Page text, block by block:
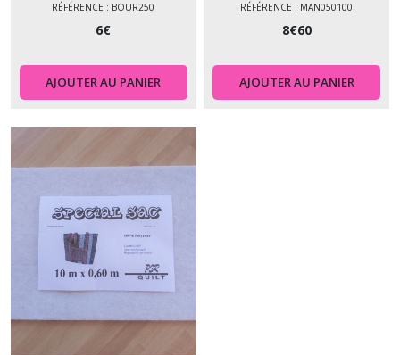
RÉFÉRENCE : BOUR250
6€
AJOUTER AU PANIER
RÉFÉRENCE : MAN050100
8€60
AJOUTER AU PANIER
-
Molletons
-
Molletons
spéciaux
2.4.09
-
-